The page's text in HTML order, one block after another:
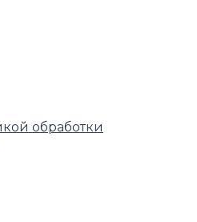
обработки